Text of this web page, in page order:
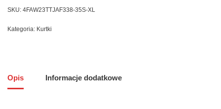
SKU: 4FAW23TTJAF338-35S-XL
Kategoria: Kurtki
Opis Informacje dodatkowe